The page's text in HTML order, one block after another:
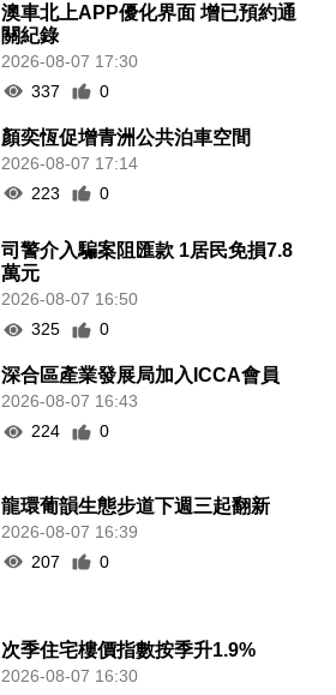
澳車北上APP優化界面 增已預約通
關紀錄
2026-08-07 17:30
337
0
顏奕恆促增青洲公共泊車空間
2026-08-07 17:14
223
0
司警介入騙案阻匯款 1居民免損7.8
萬元
2026-08-07 16:50
325
0
深合區產業發展局加入ICCA會員
2026-08-07 16:43
224
0
龍環葡韻生態步道下週三起翻新
2026-08-07 16:39
207
0
次季住宅樓價指數按季升1.9%
2026-08-07 16:30